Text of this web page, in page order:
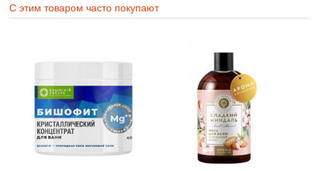
С этим товаром часто покупают